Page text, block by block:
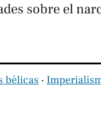
sobre el
bélicas ‧